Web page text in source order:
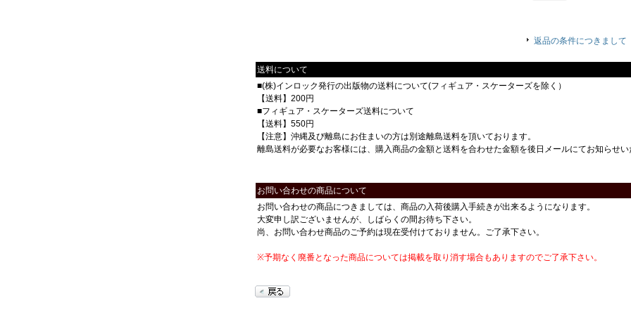
返品の条件につきまして
送料について
■(株)インロック発行の出版物の送料について(フィギュア・スケーターズを除く）
【送料】200円
■フィギュア・スケーターズ送料について
【送料】550円
【注意】沖縄及び離島にお住まいの方は別途離島送料を頂いております。
離島送料が必要なお客様には、購入商品の金額と送料を合わせた金額を後日メールにてお知らせい
お問い合わせの商品について
お問い合わせの商品につきましては、商品の入荷後購入手続きが出来るようになります。
大変申し訳ございませんが、しばらくの間お待ち下さい。
尚、お問い合わせ商品のご予約は現在受付けておりません。ご了承下さい。
※予期なく廃番となった商品については掲載を取り消す場合もありますのでご了承下さい。